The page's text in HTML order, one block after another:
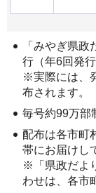
「みやぎ県
行（年6回発行
※実際には、
布されます。
毎号約99万部
配布は各市町
帯にお届けし
※「県政だよ
わせは、各市